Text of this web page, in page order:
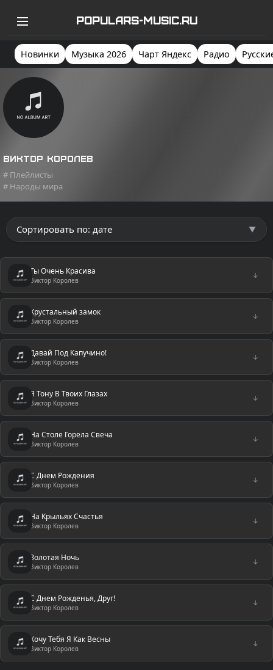
POPULARS-MUSIC.RU
Новинки Музыка 2026 Чарт Яндекс Радио
Виктор Королев
# Плейлисты
# Народы мира
Ты Очень Красива
Виктор Королев
↓
Хрустальный замок
Виктор Королев
↓
Давай Под Капучино!
Виктор Королев
↓
Я Тону В Твоих Глазах
Виктор Королев
↓
На Столе Горела Свеча
Виктор Королев
↓
С Днем Рождения
Виктор Королев
↓
На Крыльях Счастья
Виктор Королев
↓
Золотая Ночь
Виктор Королев
↓
С Днем Рожденья, Друг!
Виктор Королев
↓
Хочу Тебя Я Как Весны
Виктор Королев
↓